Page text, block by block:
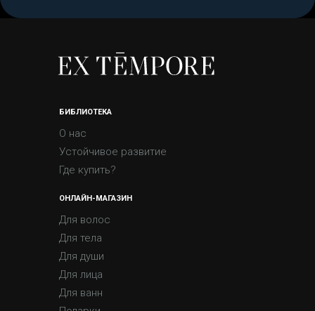
БИБЛИОТЕКА
О нас
Устойчивое развитие
Где купить?
ОНЛАЙН-МАГАЗИН
Для волос
Для тела
Для души
Для ванн
Для лица